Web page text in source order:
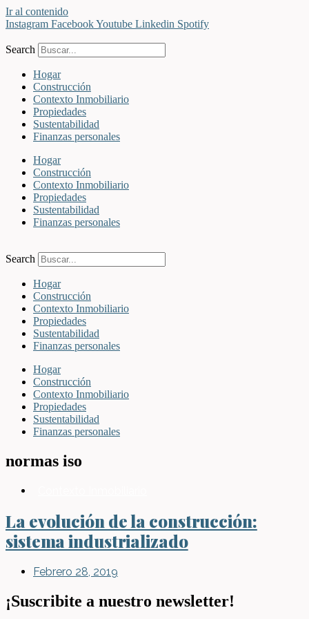
Ir al contenido
Instagram FacebookYoutube Linkedin Spotify
Search
Hogar
Construcción
Contexto Inmobiliario
Propiedades
Sustentabilidad
Finanzas personales
Hogar
Construcción
Contexto Inmobiliario
Propiedades
Sustentabilidad
Finanzas personales
Search
Hogar
Construcción
Contexto Inmobiliario
Propiedades
Sustentabilidad
Finanzas personales
Hogar
Construcción
Contexto Inmobiliario
Propiedades
Sustentabilidad
Finanzas personales
normas iso
La evolución de la construcción:
sistema industrializado
Febrero 28, 2019
¡Suscribite a nuestro newsletter!